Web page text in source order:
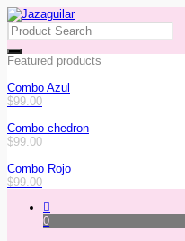
Featured products
Combo Azul
$99.00
Combo chedron
$99.00
Combo Rojo
$99.00
0